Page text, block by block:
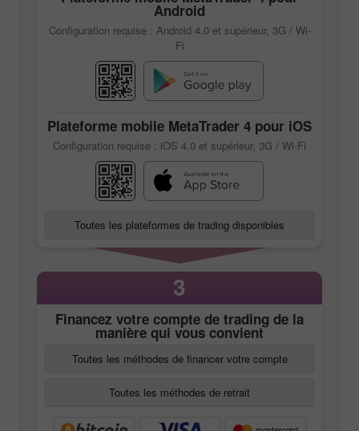
Android
Configuration requise : Android 4.0 et supérieur, 3G / Wi-
Fi
Plateforme mobile MetaTrader 4 pour iOS
Configuration requise : iOS 4.0 et supérieur, 3G / Wi-Fi
Toutes les plateformes de trading disponibles
3
Financez votre compte de trading de la
manière qui vous convient
Toutes les méthodes de financer votre compte
Toutes les méthodes de retrait